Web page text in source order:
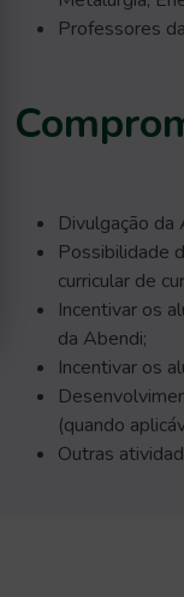
Professores
Divulgação da
Possibilidade
curricular de
Incentivar os
da Abendi;
Incentivar os
(quando
Outras